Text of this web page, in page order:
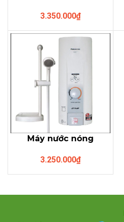
3KD1VN (KHÔNG
bơm,3 kiểu phun)
3.350.000₫
Máy nước nóng
3KP1VW (có bơm ,3
kiểu phun)
3.250.000₫